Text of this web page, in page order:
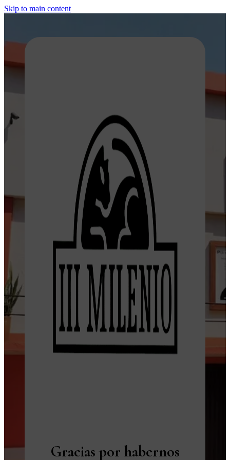
Skip to main content
Gracias por habernos